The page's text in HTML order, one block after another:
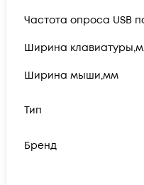
Частота опроса USB
Ширина
Ширина мыши,мм
Тип
Бренд